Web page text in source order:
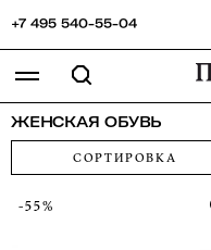
+7 495 540-55-04
ЖЕНСКАЯ ОБУВЬ
СОРТИРОВКА
-55%